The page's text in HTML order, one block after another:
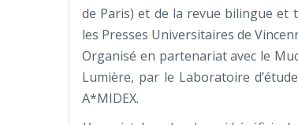
de Paris) et de la revue bilingue et
les Presses Universitaires de
Organisé en partenariat avec le
Lumière, par le Laboratoire
A*MIDEX.